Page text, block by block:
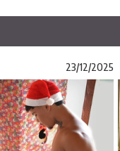
23/12/2025